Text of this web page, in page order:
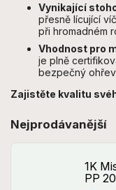
Vynikající
přesně lícující
při hromadném
Vhodnost pro
je plně
bezpečný
Zajistěte kvalitu
Nejprodávanější
1K
PP